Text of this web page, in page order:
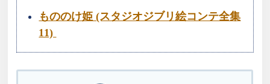
もののけ姫 (スタジオジブリ絵コンテ全集
11)